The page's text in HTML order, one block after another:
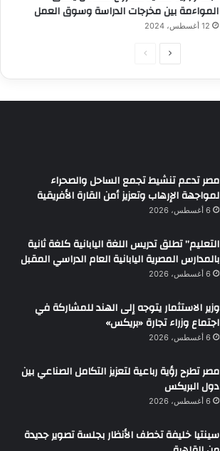
المواءمة بين مخرجات الدراسة وسوق العمل
12 أغسطس، 2024
الصفحةالصفحة
مصر تدعم تنشيط تجمع الساحل والصحراء
لمواجهة الإرهاب وتعزيز أمن القارة الأفريقية
6 أغسطس، 2026
التعليم” تطلق تدريس اللغة اليابانية كلغة ثانية
بالمدارس المصرية اليابانية العام الدراسي المقبل
6 أغسطس، 2026
وزير الاستثمار يتوجه إلى الهند للمشاركة في
اجتماع وزراء تجارة «بريكس»
6 أغسطس، 2026
مصر تطرح رؤية رباعية لتعزيز التكامل الصناعي بين
دول البريكس
6 أغسطس، 2026
سينتيا خليفة تخطف الأنظار بجلسة تصوير جديدة